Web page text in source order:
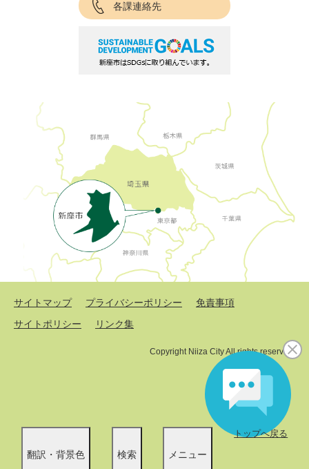
翻訳・背景色 検索 メニュー
トップへ戻る
各課連絡先
サイトマップ プライバシーポリシー
免責事項
サイトポリシー
リンク集
Copyright Niiza City All rights reserved.